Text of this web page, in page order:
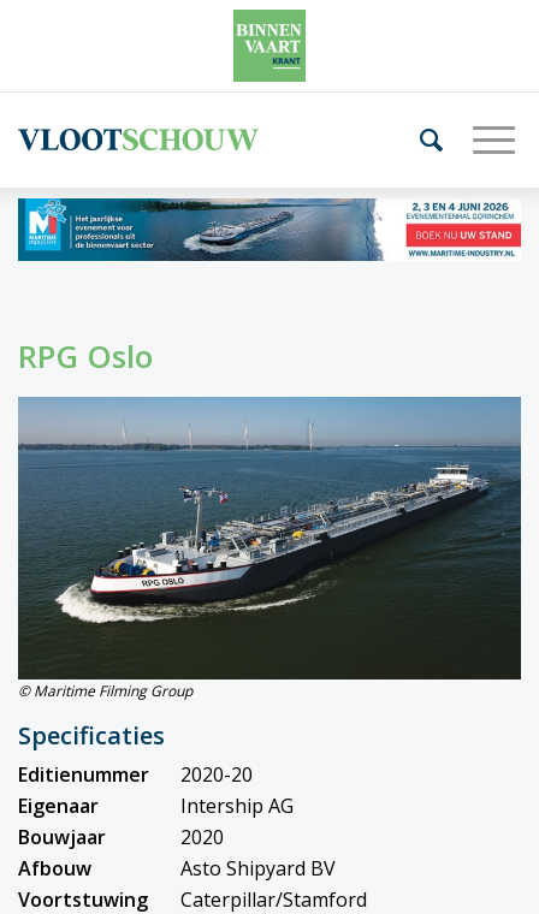
RPG Oslo
© Maritime Filming Group
Specificaties
Editienummer
2020-20
Eigenaar
Intership AG
Bouwjaar
2020
Afbouw
Asto Shipyard BV
Voortstuwing
Caterpillar/Stamford